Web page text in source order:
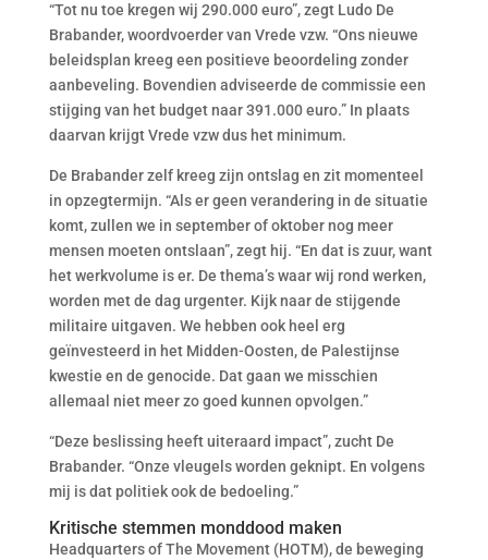
“Tot nu toe kregen wij 290.000 euro”, zegt Ludo De
Brabander, woordvoerder van Vrede vzw. “Ons nieuwe
beleidsplan kreeg een positieve beoordeling zonder
aanbeveling. Bovendien adviseerde de commissie een
stijging van het budget naar 391.000 euro.” In plaats
daarvan krijgt Vrede vzw dus het minimum.
De Brabander zelf kreeg zijn ontslag en zit momenteel
in opzegtermijn. “Als er geen verandering in de situatie
komt, zullen we in september of oktober nog meer
mensen moeten ontslaan”, zegt hij. “En dat is zuur, want
het werkvolume is er. De thema’s waar wij rond werken,
worden met de dag urgenter. Kijk naar de stijgende
militaire uitgaven. We hebben ook heel erg
geïnvesteerd in het Midden-Oosten, de Palestijnse
kwestie en de genocide. Dat gaan we misschien
allemaal niet meer zo goed kunnen opvolgen.”
“Deze beslissing heeft uiteraard impact”, zucht De
Brabander. “Onze vleugels worden geknipt. En volgens
mij is dat politiek ook de bedoeling.”
Kritische stemmen monddood maken
Headquarters of The Movement (HOTM), de beweging